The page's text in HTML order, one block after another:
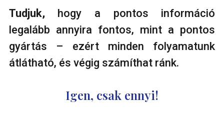
Tudjuk, hogy a pontos információ
legalább annyira fontos, mint a pontos
gyártás – ezért minden folyamatunk
átlátható, és végig számíthat ránk.
Igen, csak ennyi!